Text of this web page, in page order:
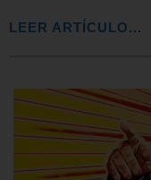
LEER ARTÍCULO...